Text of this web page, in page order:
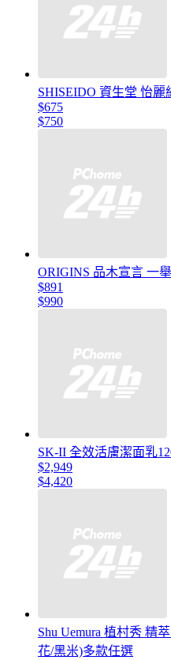
SHISEIDO 資生堂 怡麗
$675
$750
ORIGINS 品木宣言 一
$891
$990
SK-II 全效活膚潔面乳
$2,949
$4,420
Shu Uemura 植村秀 精
花/黑米)多款任選